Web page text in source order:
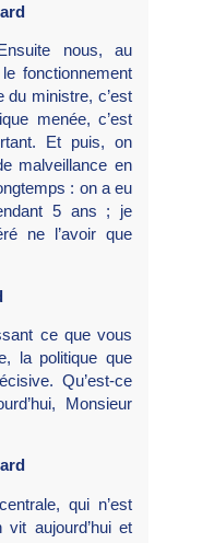
nous, au
fonctionnement
du ministre, c’est
menée, c’est
Et puis, on
malveillance en
: on a eu
5 ans ; je
ne l’avoir que
ce que vous
la politique que
Qu’est-ce
Monsieur
qui n’est
vit aujourd’hui et